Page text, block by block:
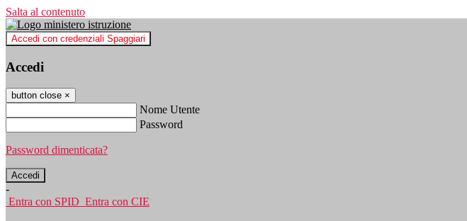
Salta al contenuto
Accedi con credenziali Spaggiari
Accedi
button close ×
Nome Utente
Password
Password dimenticata?
-
Entra con SPID Entra con CIE